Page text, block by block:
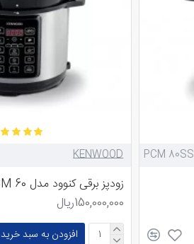
PCM 80SS
KENWOOD
زودپز برقی کنوود مدل PCM 60
150,000,000ریال
افزودن به سبد خرید